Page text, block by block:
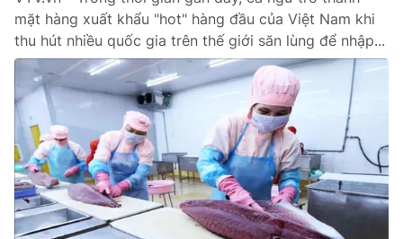
mặt hàng xuất khẩu "hot" hàng đầu của Việt Nam khi
thu hút nhiều quốc gia trên thế giới săn lùng để nhập...